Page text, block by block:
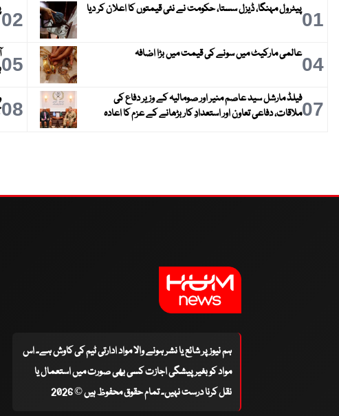
01پیٹرول مہنگا، ڈیزل سستا، حکومت نے نئی قیمتوں کا اعلان کر دیا 02
04عالمی مارکیٹ میں سونے کی قیمت میں بڑا اضافہ 05
07فیلڈ مارشل سید عاصم منیر اور صومالیہ کے وزیر دفاع کی
ملاقات، دفاعی تعاون اور استعدادِ کار بڑھانے کے عزم کا اعادہ
08
ہم نیوز پر شائع یا نشر ہونے والا مواد ادارتی ٹیم کی کاوش ہے۔ اس
مواد کو بغیر پیشگی اجازت کسی بھی صورت میں استعمال یا
نقل کرنا درست نہیں۔ تمام حقوق محفوظ ہیں © 2026